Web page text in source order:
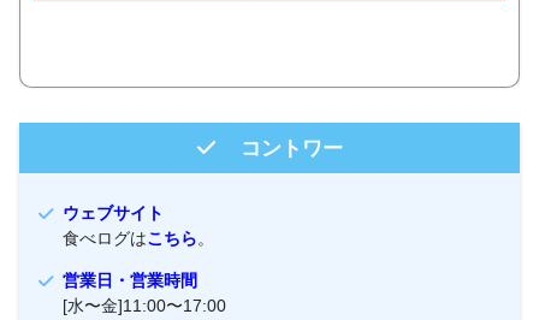
コントワー
ウェブサイト
食べログはこちら。
営業日・営業時間
[水〜金]11:00〜17:00